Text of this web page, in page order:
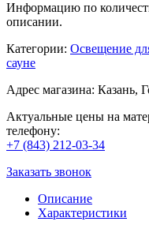
Информацию по
описании.
Категории: Освещение
сауне
Адрес магазина: Казань,
Актуальные цены на
телефону:
+7 (843) 212-03-34
Заказать звонок
Описание
Характеристики